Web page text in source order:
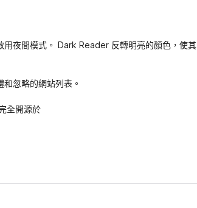
夜間模式。 Dark Reader 反轉明亮的顏色，使其
忽略的網站列表。
全開源於